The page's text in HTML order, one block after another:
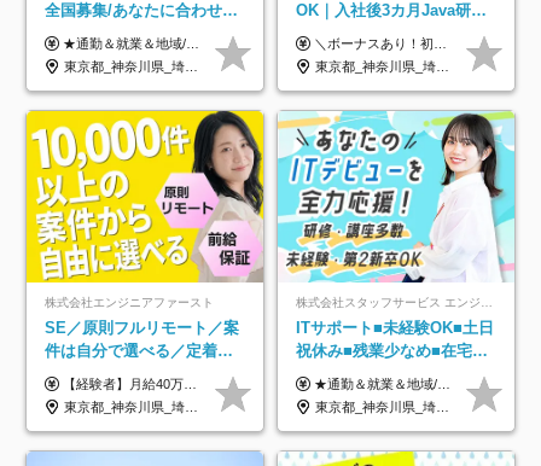
全国募集/あなたに合わせた
オリジナル研修をご用
意/AI・IoT/残業平均8時間
★通勤＆就業＆地域/住宅＆役職手当あり ★残業代は全額支給 ★選べる給与制度あり！ ■東京・神奈川・千葉・埼玉勤務の場合 月給24.5万円～55万円＋諸手当 （残業代は全額支給） (20,000円の地域/住宅手当込み) ■愛知・京都・大阪・兵庫勤務の場合 月給24万円以上＋諸手当 （残業代は全額支給） (15,000円の地域/住宅手当込み) ■茨城・栃木・群馬・静岡・三重・滋賀・広島・福岡勤務の場合 月給23.5万円以上＋諸手当 （残業代は全額支給） (10,000円の地域/住宅手当込み) ■北海道・宮城・山梨・長野・岐阜・奈良・和歌山・岡山勤務の場合 月給23万円以上＋諸手当 （残業代は全額支給） (5,000円の地域/住宅手当込み) ■その他のエリア勤務の場合 月給22.5万円以上＋諸手当 （残業代は全額支給） ※経験や能力を考慮し、当社規定により優遇します 【昇給：年一回実施】 【選べる給与制度】 ★収入を重視する方に… 「変動型人事制度」の選択も可能（派遣先からの評価に応じて収入アップ！） ※年2回のタイミングで希望者と面談の上決定します。
東京都_神奈川県_埼玉県_千葉県_大阪府_愛知県_北海道_岩手県_宮城県_山形県_福島県_茨城県_栃木県_群馬県_山梨県_長野県_富山県_石川県_静岡県_岐阜県_三重県_兵庫県_京都府_滋賀県_奈良県_広島県_岡山県_山口県_愛媛県_福岡県_熊本県_長崎県
OK｜入社後3カ月Java研修
｜リモート率8割以上｜充実
のキャリア支援｜残業月10h
＼ボーナスあり！初年度から年収300万円以上／ ■月給25万円～35万円＋残業代全額支給＋各種手当＋賞与年1回 ◎経験・年齢・スキルなどを考慮し、できるだけ優遇します ◎試用期間中(3カ月)は契約社員で、月給21万円＋諸手当になります。 (試用期間中は残業が発生しません。その他の待遇に変更はありません) ----------------- ＼3つの評価軸！実力次第で早期収入アップ！／ 【1】スキル(IT理解、実装力、設計) 【2】実務力(現場評価、コミュ力、品質) 【3】姿勢(自走力、意欲、責任感) この3つの評価軸で、3カ月ごとに評価。社内グレードにより、給与が決まる明確な仕組みです。何ができれば給与が上がるのか分かりやすく、実力や努力次第で早期に収入を増やせます！ 【固定残業代について】 なし（残業代は、実際の労働時間に応じて別途全額支給）
東京都_神奈川県_埼玉県_千葉県_大阪府_愛知県_北海道_青森県_岩手県_宮城県_秋田県_山形県_福島県_茨城県_栃木県_群馬県_新潟県_山梨県_長野県_富山県_石川県_福井県_静岡県_岐阜県_三重県_兵庫県_京都府_滋賀県_奈良県_和歌山県_広島県_岡山県_鳥取県_島根県_山口県_徳島県_香川県_愛媛県_高知県_福岡県_熊本県_佐賀県_長崎県_大分県_宮崎県_鹿児島県_沖縄県
株式会社エンジニアファースト
SE／原則フルリモート／案
件は自分で選べる／定着率
93%／20～30代活躍中！
【経験者】月給40万円～120万円(固定残業代含む)+各種手当 ★前職給与の総収入額を100％保証｜還元率84％〜100％ ★20代の平均年収570万円 ※月給には、みなし残業手当(月30時間／5万8000円以上)を含みます 超過分は別途追加支給 ※固定残業代は、時間外労働の有無に関わらず30時間分を、月5万8000円~15万7000円支給 ※上記を超える時間外労働分は追加で支給 【未経験者】月給21万円以上＋各種手当 固定残業なし(残業代発生分全額支給) ※6ヶ月の試用期間あり（※条件に変動なし） ▼単価連動性×還元率は84％～100％で収入の大幅UPが可能！ ・案件単価が月50万円の場合：年収417万円 ・案件単価が月70万円の場合：年収584万円 ・案件単価が月100万円の場合：年収834万円 ＜モデル年収＞ ▼400万円～500万円(入社初年度) ▼542万円～626万円(入社2年) ▼667万円～700万円(入社3年） ▼709万円～801万円(入社5年）
東京都_神奈川県_埼玉県_千葉県_大阪府_愛知県_北海道_青森県_岩手県_宮城県_秋田県_山形県_福島県_茨城県_栃木県_群馬県_新潟県_山梨県_長野県_富山県_石川県_福井県_静岡県_岐阜県_三重県_兵庫県_京都府_滋賀県_奈良県_和歌山県_広島県_岡山県_鳥取県_島根県_山口県_徳島県_香川県_愛媛県_高知県_福岡県_熊本県_佐賀県_長崎県_大分県_宮崎県_鹿児島県_沖縄県
株式会社スタッフサービス エンジニアリング事業本部
ITサポート■未経験OK■土日
祝休み■残業少なめ■在宅実
績あり■約900種類のスキル
アップ講座あり■全国募集
★通勤＆就業＆地域/住宅＆役職手当あり ★残業代は全額支給 ★選べる給与制度あり！ ■東京・神奈川・千葉・埼玉勤務の場合 月給24.5万円～55万円＋諸手当 （残業代は全額支給） (20,000円の地域/住宅手当込み) ■愛知・京都・大阪・兵庫勤務の場合 月給24万円以上＋諸手当 （残業代は全額支給） (15,000円の地域/住宅手当込み) ■茨城・栃木・群馬・静岡・三重・滋賀・広島・福岡勤務の場合 月給23.5万円以上＋諸手当 （残業代は全額支給） (10,000円の地域/住宅手当込み) ■北海道・宮城・山梨・長野・岐阜・奈良・和歌山・岡山勤務の場合 月給23万円以上＋諸手当 （残業代は全額支給） (5,000円の地域/住宅手当込み) ■その他のエリア勤務の場合 月給22.5万円以上＋諸手当 （残業代は全額支給） ※経験や能力を考慮し、当社規定により優遇します 【昇給：年一回実施】 【選べる給与制度】 ★収入を重視する方に… 「変動型人事制度」の選択も可能（派遣先からの評価に応じて収入アップ！） ※年2回のタイミングで希望者と面談の上決定します。
東京都_神奈川県_埼玉県_千葉県_大阪府_愛知県_北海道_岩手県_宮城県_山形県_福島県_茨城県_栃木県_群馬県_山梨県_長野県_富山県_石川県_静岡県_岐阜県_三重県_兵庫県_京都府_滋賀県_奈良県_広島県_岡山県_山口県_愛媛県_福岡県_熊本県_長崎県